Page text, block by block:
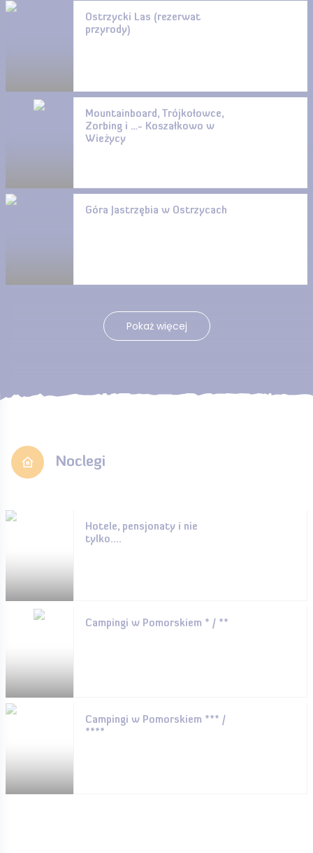
Ostrzycki Las (rezerwat
przyrody)
Mountainboard, Trójkołowce,
Zorbing i …- Koszałkowo w
Wieżycy
Góra Jastrzębia w Ostrzycach
Pokaż więcej
Noclegi
Hotele, pensjonaty i nie
tylko....
Campingi w Pomorskiem * / **
Campingi w Pomorskiem *** /
****